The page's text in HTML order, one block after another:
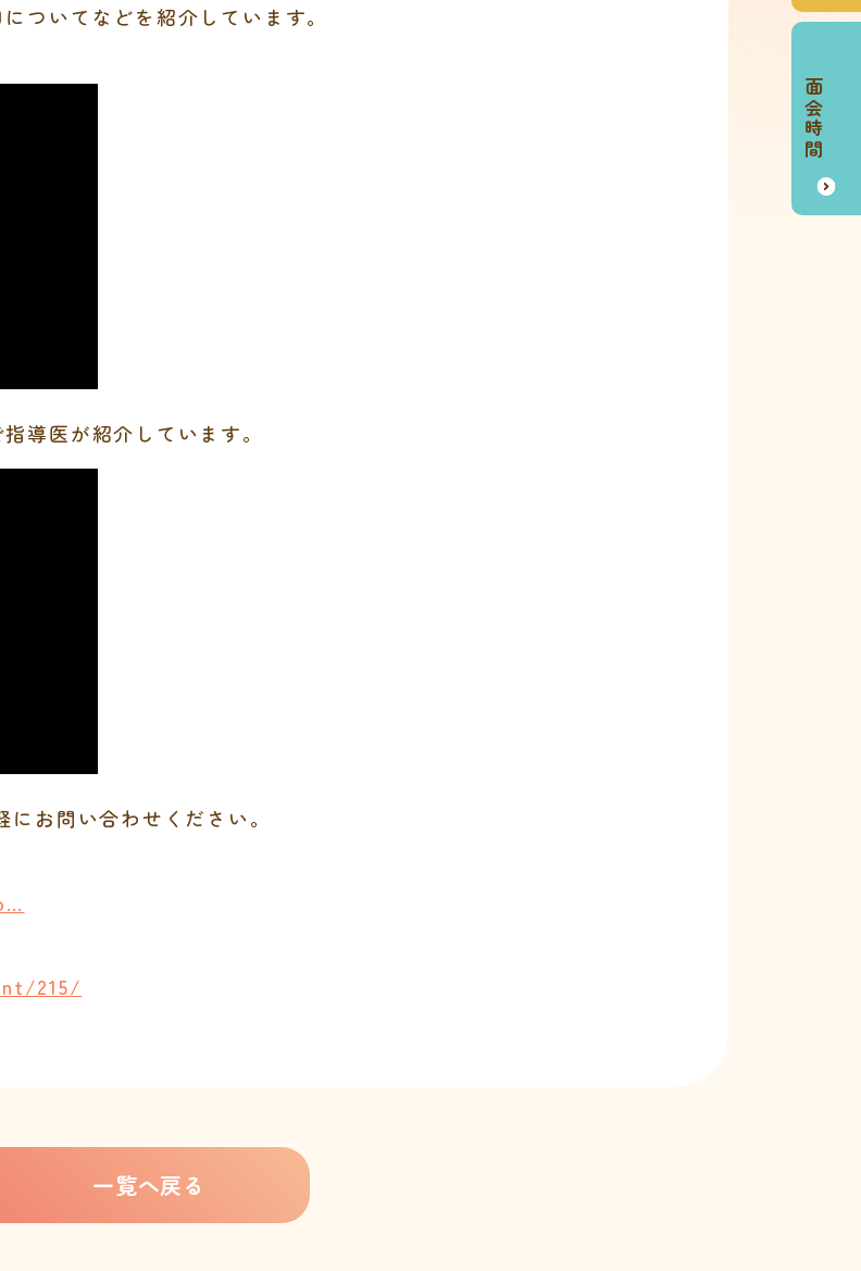
ついてなどを紹介しています。
導医が紹介しています。
お問い合わせください。
215/
一覧へ戻る
面会時間